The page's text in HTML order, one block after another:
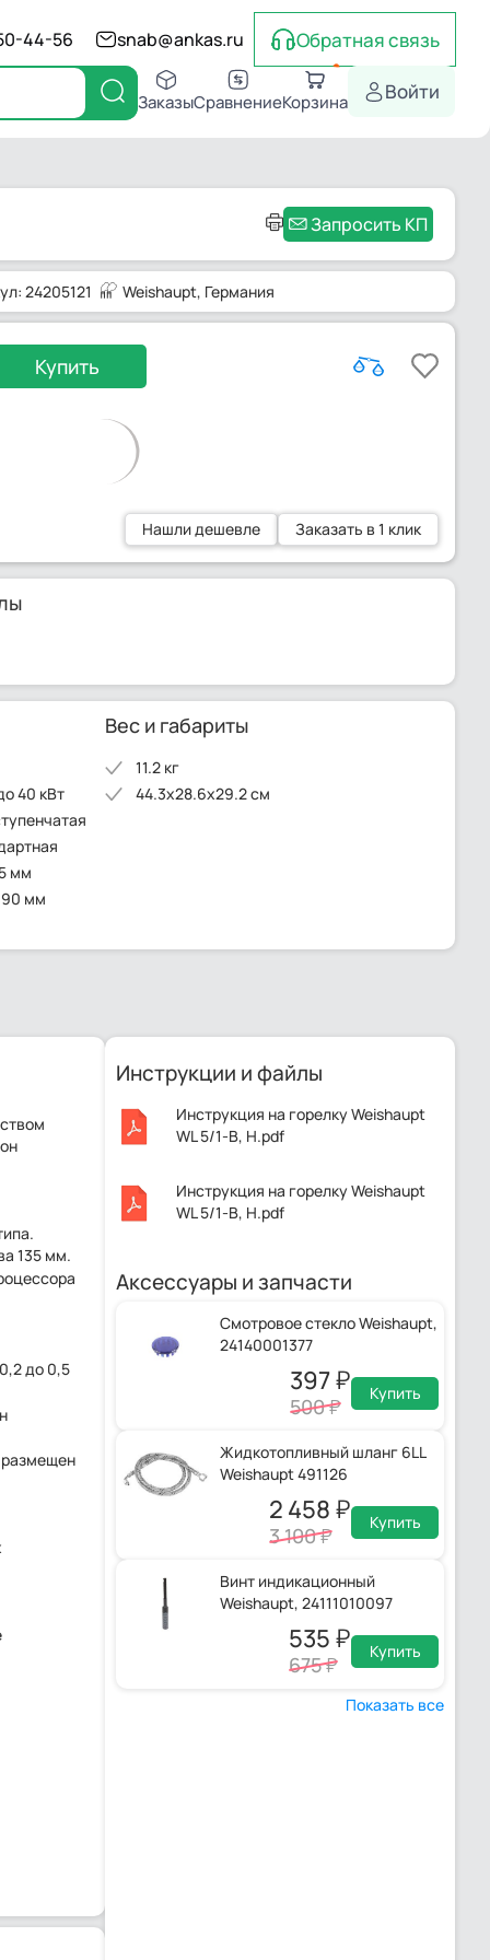
44-56 snab@ankas.ru Обратная связь
ЗаказыСравнениеКорзина Войти
Запросить КП
24205121 Weishaupt, Германия
Купить
Нашли дешевле Заказать в 1 клик
40 кВт
мм
90 мм
Вес и габариты
11.2 кг
44.3x28.6x29.2 см
135 мм.
до 0,5
Инструкции и файлы
Инструкция на горелку Weishaupt
WL 5/1-B, H.pdf
Инструкция на горелку Weishaupt
WL 5/1-B, H.pdf
Аксессуары и запчасти
Смотровое стекло Weishaupt,
24140001377
397
500
Купить
Жидкотопливный шланг 6LL
Weishaupt 491126
2 458
3 100
Купить
Винт индикационный
Weishaupt, 24111010097
535
675
Купить
Показать все